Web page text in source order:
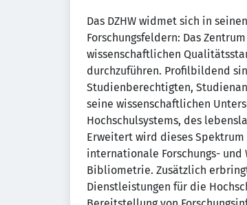
Das DZHW widmet sich in
Forschungsfeldern: Das
wissenschaftlichen
durchzuführen. Profilbildend
Studienberechtigten,
seine wissenschaftlichen
Hochschulsystems, des
Erweitert wird dieses
internationale Forschungs-
Bibliometrie. Zusätzlich
Dienstleistungen für die